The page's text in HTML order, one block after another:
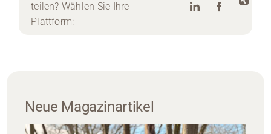
teilen? Wählen Sie Ihre
Plattform:
Neue Magazinartikel